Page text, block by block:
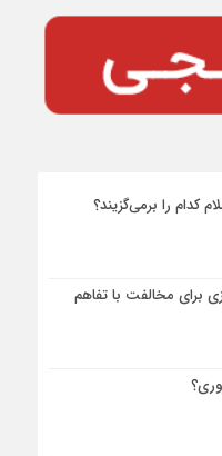
کدام را برمی‌گزیند؟
برای مخالفت با تفاهم